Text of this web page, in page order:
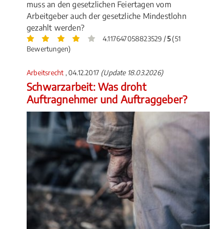
muss an den gesetzlichen Feiertagen vom
Arbeitgeber auch der gesetzliche Mindestlohn
gezahlt werden?
4.117647058823529 /5(51
Bewertungen)
Arbeitsrecht , 04.12.2017 (Update 18.03.2026)
Schwarzarbeit: Was droht
Auftragnehmer und Auftraggeber?